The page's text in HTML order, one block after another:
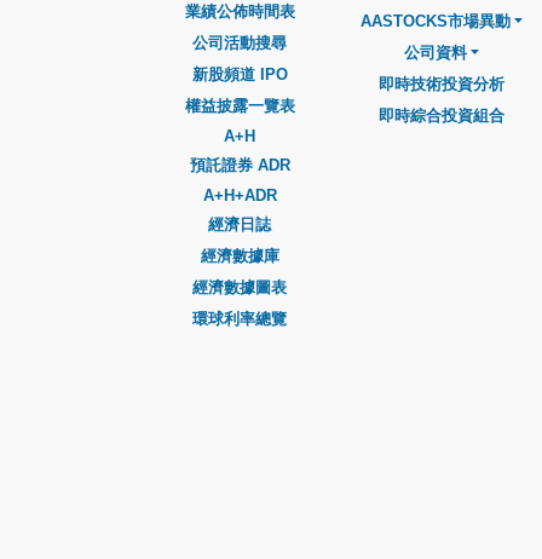
業績公佈時間表
公司活動搜尋
新股頻道 IPO
權益披露一覽表
A+H
預託證券 ADR
A+H+ADR
經濟日誌
經濟數據庫
經濟數據圖表
環球利率總覽
AASTOCKS市場異動
公司資料
即時技術投資分析
即時綜合投資組合